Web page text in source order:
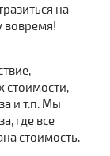
на
вовремя!
стоимости,
и т.п. Мы
где все
стоимость.